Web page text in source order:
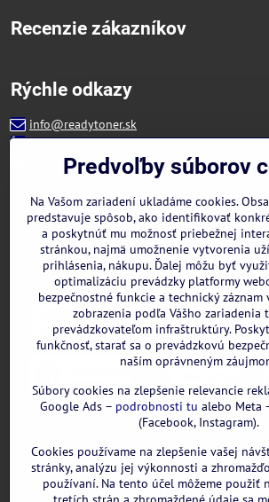
Recenzie zákazníkov
Rýchle odkazy
info@readytoner.sk
+421 944 322 536 (PO-PIA: 09:00- 15:00)
Facebook
WhatsApp
GOOGLE recenzie:
Predvoľby súborov
Na Vašom zariadení ukladáme cookies.
predstavuje spôsob, ako identifikovať
a poskytnúť mu možnosť priebežnej
stránkou, najmä umožnenie vytvorenia
prihlásenia, nákupu. Ďalej môžu byť
optimalizáciu prevádzky platformy
bezpečnostné funkcie a technický
zobrazenia podľa Vášho zariadenia
prevádzkovateľom infraštruktúry.
funkčnosť, starať sa o prevádzkovú
naším oprávneným
Súbory cookies na zlepšenie relevancie
Google Ads – podrobnosti tu alebo Meta
(Facebook, Instagram).
Cookies používame na zlepšenie vašej
stránky, analýzu jej výkonnosti a
používaní. Na tento účel môžeme použiť